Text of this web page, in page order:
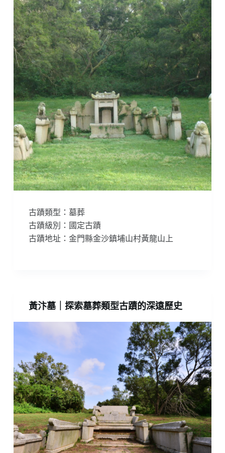
古蹟類型：墓葬
古蹟級別：國定古蹟
古蹟地址：金門縣金沙鎮埔山村黃龍山上
黃汴墓｜探索墓葬類型古蹟的深遠歷史